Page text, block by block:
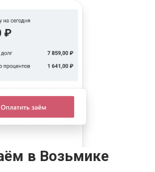
в Возьмике